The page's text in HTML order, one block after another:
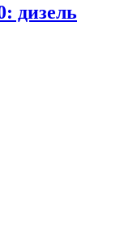
дизель